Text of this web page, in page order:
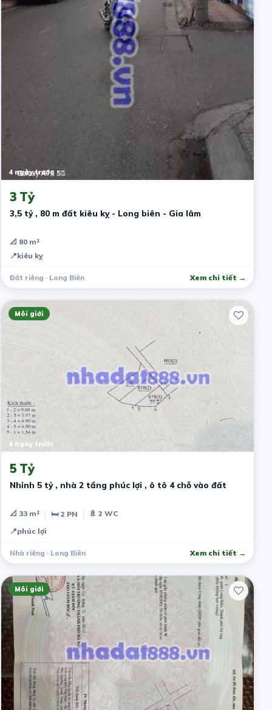
4 ngày trước
3 Tỷ
3,5 tỷ , 80 m đất kiêu kỵ - Long biên - Gia lâm
📐 80 m²
📍kiêu kỵ
Đất riêng · Long Biên Xem chi tiết →
Môi giới
4 ngày trước
5 Tỷ
Nhỉnh 5 tỷ , nhà 2 tầng phúc lợi , ô tô 4 chỗ vào đất
📐 33 m² 🛏 2 PN
🚿 2 WC
📍phúc lợi
Nhà riêng · Long Biên Xem chi tiết →
Môi giới